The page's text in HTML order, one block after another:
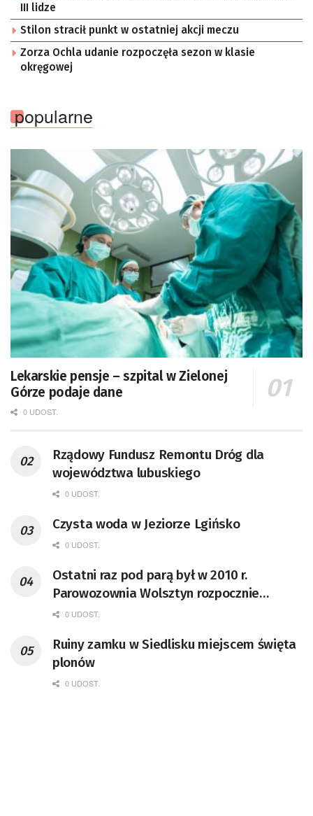
III lidze
Stilon stracił punkt w ostatniej akcji meczu
Zorza Ochla udanie rozpoczęła sezon w klasie
okręgowej
popularne
Lekarskie pensje – szpital w Zielonej
Górze podaje dane
0 UDOST.
Rządowy Fundusz Remontu Dróg dla
województwa lubuskiego
0 UDOST.
Czysta woda w Jeziorze Lgińsko
0 UDOST.
Ostatni raz pod parą był w 2010 r.
Parowozownia Wolsztyn rozpocznie
remont unikatowego Tr5-65
0 UDOST.
Ruiny zamku w Siedlisku miejscem święta
plonów
0 UDOST.